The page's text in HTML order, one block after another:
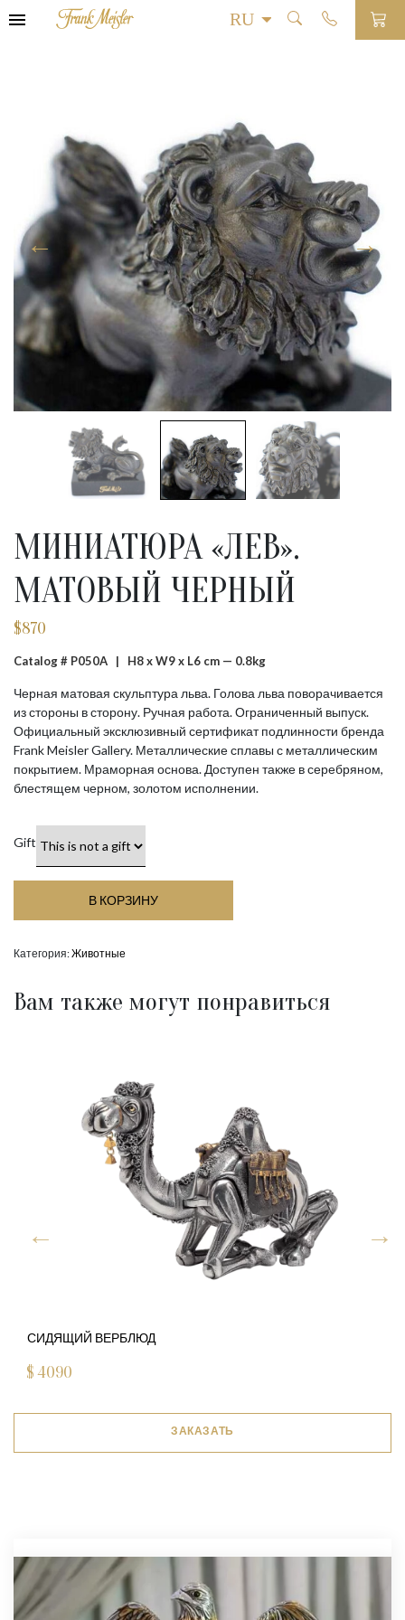
МИНИАТЮРА «ЛЕВ».
МАТОВЫЙ ЧЕРНЫЙ
$870
Catalog # P050A | H8 x W9 x L6 cm — 0.8kg
Черная матовая скульптура льва. Голова льва поворачивается
из стороны в сторону. Ручная работа. Ограниченный выпуск.
Официальный эксклюзивный сертификат подлинности бренда
Frank Meisler Gallery. Металлические сплавы с металлическим
покрытием. Мраморная основа. Доступен также в серебряном,
блестящем черном, золотом исполнении.
Gift
В КОРЗИНУ
Категория:Животные
Вам также могут понравиться
СИДЯЩИЙ ВЕРБЛЮД
$4090
ЗАКАЗАТЬ